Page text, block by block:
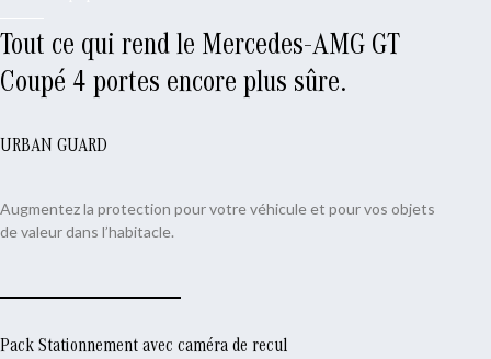
Tout ce qui rend le Mercedes-AMG GT
Coupé 4 portes encore plus sûre.
URBAN GUARD
Augmentez la protection pour votre véhicule et pour vos objets
de valeur dans l’habitacle.
Pack Stationnement avec caméra de recul